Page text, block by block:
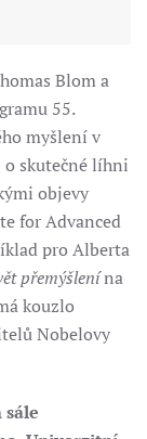
Blom a
55.
myšlení v
skutečné líhni
objevy
for Advanced
pro Alberta
přemýšlenína
kouzlo
Nobelovy
sále